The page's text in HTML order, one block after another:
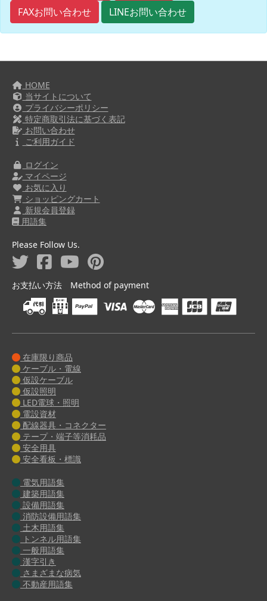
FAXお問い合わせ
LINEお問い合わせ
HOME
当サイトについて
プライバシーポリシー
特定商取引法に基づく表記
お問い合わせ
ご利用ガイド
ログイン
マイページ
お気に入り
ショッピングカート
新規会員登録
用語集
Please Follow Us.
お支払い方法 Method of payment
在庫限り商品
ケーブル・電線
仮設ケーブル
仮設照明
LED電球・照明
電設資材
配線器具・コネクター
テープ・端子等消耗品
安全用具
安全看板・標識
電気用語集
建築用語集
設備用語集
消防設備用語集
土木用語集
トンネル用語集
一般用語集
漢字引き
さまざまな病気
不動産用語集